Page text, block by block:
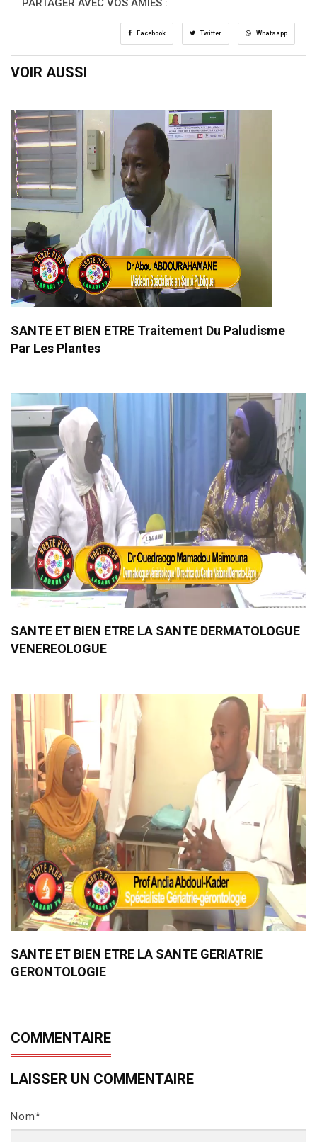
PARTAGER AVEC VOS AMIES :
Facebook Twitter Whatsapp
VOIR AUSSI
SANTE ET BIEN ETRE Traitement Du Paludisme
Par Les Plantes
SANTE ET BIEN ETRE LA SANTE DERMATOLOGUE
VENEREOLOGUE
SANTE ET BIEN ETRE LA SANTE GERIATRIE
GERONTOLOGIE
COMMENTAIRE
LAISSER UN COMMENTAIRE
Nom*